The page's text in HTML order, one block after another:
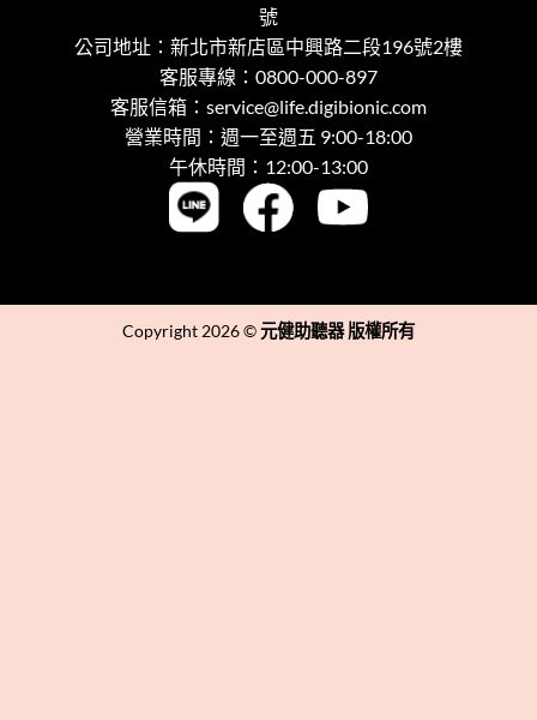
號
公司地址：新北市新店區中興路二段​196號2樓
客服專線： 0800-000-897
客服信箱： service@life.digibionic.com
營業時間：週一至週五 9:00-18:00
午休時間：12:00-13:00
Copyright 2026 ©元健助聽器 版權所有